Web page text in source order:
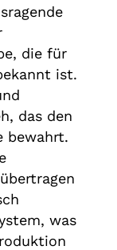
die für
ist.
das den
bewahrt.
was